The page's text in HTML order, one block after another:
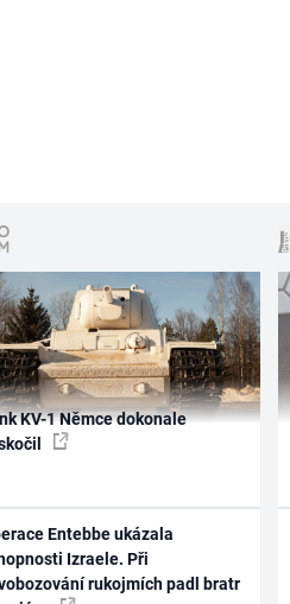
KV-1 Němce dokonale
Entebbe ukázala
Izraele. Při
rukojmích padl bratr